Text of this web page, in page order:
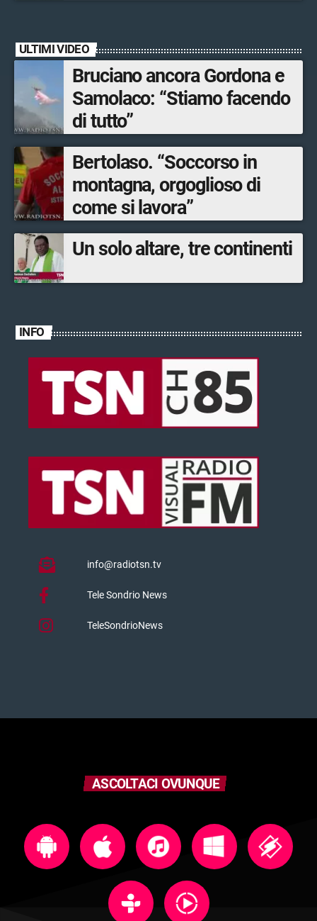
ULTIMI VIDEO
Bruciano ancora Gordona e
Samolaco: “Stiamo facendo
di tutto”
Bertolaso. “Soccorso in
montagna, orgoglioso di
come si lavora”
Un solo altare, tre continenti
INFO
info@radiotsn.tv
Tele Sondrio News
TeleSondrioNews
ASCOLTACI OVUNQUE